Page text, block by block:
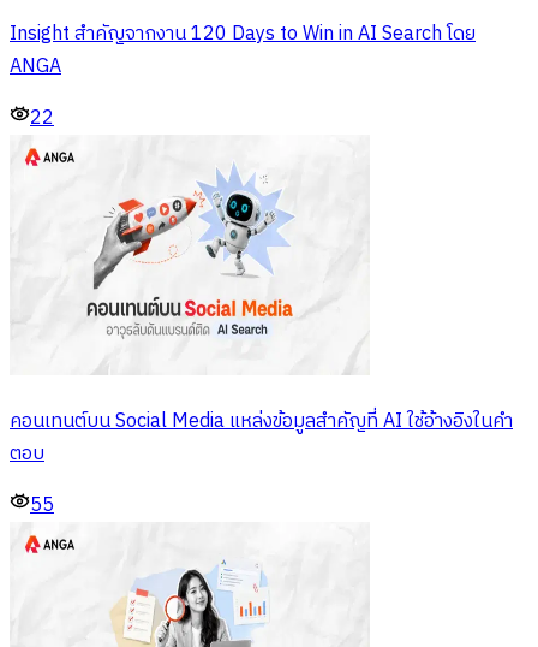
Insight สำคัญจากงาน 120 Days to Win in AI Search โดย
ANGA
22
คอนเทนต์บน Social Media แหล่งข้อมูลสำคัญที่ AI ใช้อ้างอิงในคำ
ตอบ
55